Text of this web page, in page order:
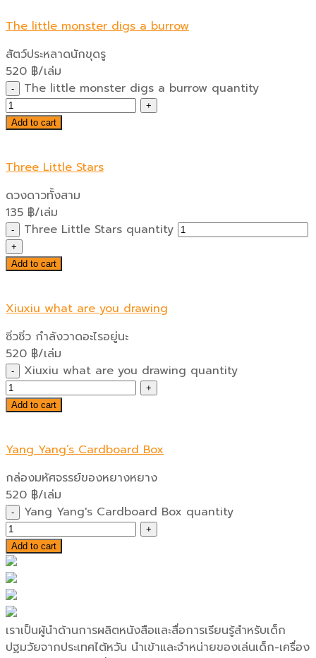
The little monster digs a burrow
สัตว์ประหลาดนักขุดรู
520 ฿/เล่ม
The little monster digs a burrow quantity
Add to cart
Three Little Stars
ดวงดาวทั้งสาม
135 ฿/เล่ม
Three Little Stars quantity
Add to cart
Xiuxiu what are you drawing
ซิ่วซิ่ว กำลังวาดอะไรอยู่นะ
520 ฿/เล่ม
Xiuxiu what are you drawing quantity
Add to cart
Yang Yang’s Cardboard Box
กล่องมหัศจรรย์ของหยางหยาง
520 ฿/เล่ม
Yang Yang's Cardboard Box quantity
Add to cart
เราเป็นผู้นำด้านการผลิตหนังสือและสื่อการเรียนรู้สำหรับเด็ก
ปฐมวัยจากประเทศไต้หวัน นำเข้าและจำหน่ายของเล่นเด็ก-เครื่อง